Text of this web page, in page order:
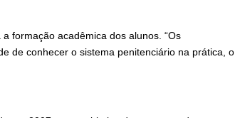
formação acadêmica dos alunos. “Os
de conhecer o sistema penitenciário na prática, o